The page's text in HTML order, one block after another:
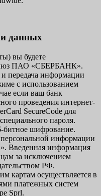
данных
вы будете
ПАО «СБЕРБАНК».
передача информации
с использованием
если ваш банк
проведения интернет-
SecureCode для
пароля.
битное шифрование.
информации
Введенная информация
за исключением
РФ.
картам осуществляется в
платежных систем
Sprl.